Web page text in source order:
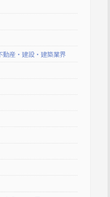
産・建設・建築業界